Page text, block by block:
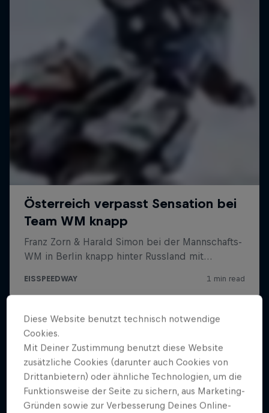
Diese Website benutzt technisch notwendige
Cookies.
Mit Deiner Zustimmung benutzt diese Website
zusätzliche Cookies (darunter auch Cookies von
Drittanbietern) oder ähnliche Technologien, um die
Funktionsweise der Seite zu sichern, aus Marketing-
Gründen sowie zur Verbesserung Deines Online-